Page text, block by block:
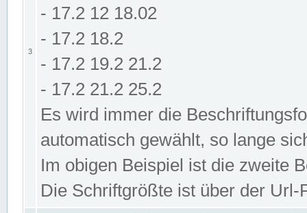
3
- 17.2 12 18.02
- 17.2 18.2
- 17.2 19.2 21.2
- 17.2 21.2 25.2
Es wird immer die
automatisch gewählt, so lange
Im obigen Beispiel ist die zweite
Die Schriftgrößte ist über der